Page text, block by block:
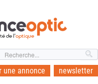
de l'optique
une annonce newsletter